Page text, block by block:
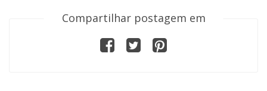
Compartilhar postagem em